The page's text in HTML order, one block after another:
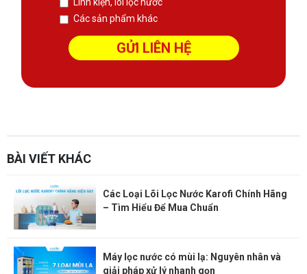
Các sản phẩm khác
BÀI VIẾT KHÁC
Các Loại Lõi Lọc Nước Karofi Chính Hãng
– Tìm Hiểu Để Mua Chuẩn
Máy lọc nước có mùi lạ: Nguyên nhân và
giải pháp xử lý nhanh gọn